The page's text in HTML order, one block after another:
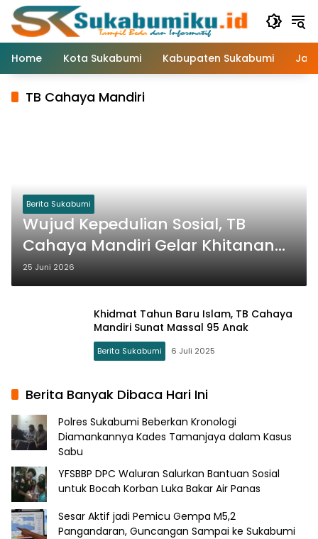
Langsung
konten
Home
Kota Sukabumi Kabupaten Sukabumi
TB Cahaya Mandiri
Berita Sukabumi
Wujud Kepedulian Sosial, TB
Cahaya Mandiri Gelar Khitanan
Massal Gratis di Surade
25 Juni 2026
Khidmat Tahun Baru Islam, TB Cahaya
Mandiri Sunat Massal 95 Anak
Berita Sukabumi 6 Juli 2025
Berita Banyak Dibaca Hari Ini
Polres Sukabumi Beberkan Kronologi
Diamankannya Kades Tamanjaya dalam Kasus
Sabu
YFSBBP DPC Waluran Salurkan Bantuan Sosial
untuk Bocah Korban Luka Bakar Air Panas
Sesar Aktif jadi Pemicu Gempa M5,2
Pangandaran, Guncangan Sampai ke Sukabumi